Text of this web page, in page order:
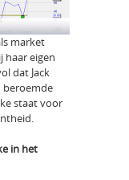
market
haar eigen
dat Jack
beroemde
staat voor
in het